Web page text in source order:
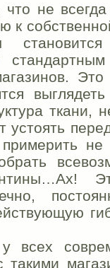
не всегда
ткани,
не
всех